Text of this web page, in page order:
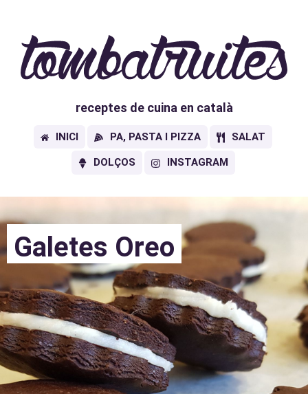
receptes de cuina en català
INICI PA, PASTA I PIZZA SALAT
DOLÇOS INSTAGRAM
Galetes Oreo